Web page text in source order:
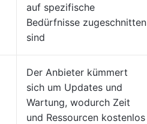
auf spezifische
Bedürfnisse zugeschnitten
sind
Der Anbieter kümmert
sich um Updates und
Wartung, wodurch Zeit
und Ressourcen kostenlos